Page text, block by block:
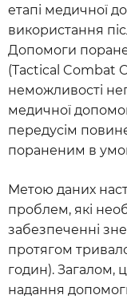
етапі медичної
використання
Допомоги
(Tactical Combat
неможливості
медичної
передусім
пораненим в
Метою даних
проблем, які
забезпеченні
протягом
годин). Загалом,
надання